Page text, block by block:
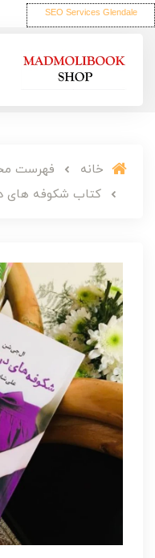
SEO Services Glendale
خانه
فهرست
کتاب شکوفه های